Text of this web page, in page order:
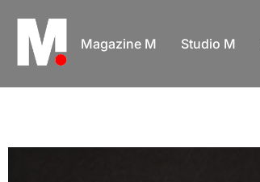
Magazine M Studio M